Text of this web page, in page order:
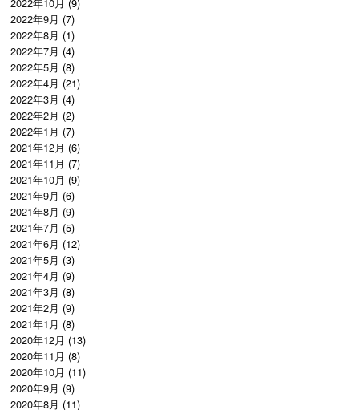
2022年9月 (7)
2022年8月 (1)
2022年7月 (4)
2022年5月 (8)
2022年4月 (21)
2022年3月 (4)
2022年2月 (2)
2022年1月 (7)
2021年12月 (6)
2021年11月 (7)
2021年10月 (9)
2021年9月 (6)
2021年8月 (9)
2021年7月 (5)
2021年6月 (12)
2021年5月 (3)
2021年4月 (9)
2021年3月 (8)
2021年2月 (9)
2021年1月 (8)
2020年12月 (13)
2020年11月 (8)
2020年10月 (11)
2020年9月 (9)
2020年8月 (11)